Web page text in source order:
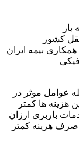
کشور
همکاری بیمه ایران
عوامل موثر در
ها کمتر
باربری ارزان
صرف هزینه کمتر